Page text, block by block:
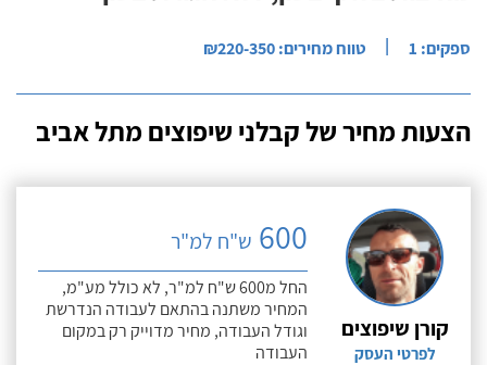
ספקים: 1 | טווח מחירים: ₪220-350
הצעות מחיר של קבלני שיפוצים מתל אביב
קורן שיפוצים
לפרטי העסק
600 ש"ח למ"ר
החל מ600 ש"ח למ"ר, לא כולל מע"מ,
המחיר משתנה בהתאם לעבודה הנדרשת
וגודל העבודה, מחיר מדוייק רק במקום
העבודה